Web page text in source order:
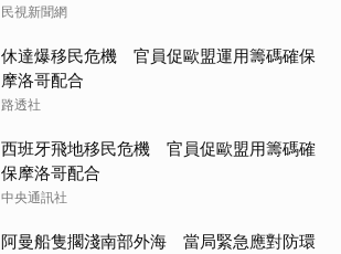
民視新聞網
休達爆移民危機 官員促歐盟運用籌碼確保
摩洛哥配合
路透社
西班牙飛地移民危機 官員促歐盟用籌碼確
保摩洛哥配合
中央通訊社
阿曼船隻擱淺南部外海 當局緊急應對防環